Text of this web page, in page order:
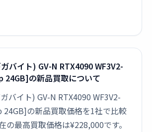
バイト) GV-N RTX4090 WF3V2-
24GB]の新品買取について
バイト) GV-N RTX4090 WF3V2-
24GB]の新品買取価格を1社で比較
の最高買取価格は¥228,000です。